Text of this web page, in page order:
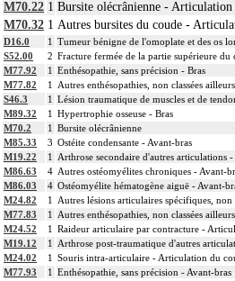
13
La libération mobilisatrice d'une
13
L'arthroplastie inclut la réparation de
L'évacuation de collection articulaire
La reconstruction osseuse ou
13
La réduction d'une luxation, par abord
et/ou la contention par appareillage
13
L'ostéotomie inclut l'ostéosynthèse et/
L'ostéosynthèse d'une fracture inclut sa
13
La réduction orthopédique
13
La réduction orthopédique
Comprend : réduction orthopédique
13
Tout acte thérapeutique, par
13
Toute arthrotomie inclut l'arthroscopie
13
Facturation : lors de l'association d'une
M70.22 1 Bursite olécrânienne - Articulation
M70.32 1 Autres bursites du coude -
D16.0 1 Tumeur bénigne de l'omoplate et des os
S52.00
2 Fracture fermée de la partie supérieure du
M77.92
1 Enthésopathie, sans précision - Bras
M77.82
1
Autres enthésopathies, non classées
S46.3
1 Lésion traumatique de muscles et de
M89.32
1 Hypertrophie osseuse - Bras
M70.2
1 Bursite olécrânienne
M85.33
3 Ostéite condensante - Avant-bras
M19.22
1
Arthrose secondaire d'autres articulations
M86.63
4 Autres ostéomyélites chroniques - Avant-
M86.03
4 Ostéomyélite hématogène aiguë - Avant-
M24.82
1
Autres lésions articulaires spécifiques,
M77.83
1
Autres enthésopathies, non classées
M24.52
1 Raideur articulaire par contracture -
M19.12
1
Arthrose post-traumatique d'autres
M24.02
1 Souris intra-articulaire - Articulation du
M77.93
1 Enthésopathie, sans précision - Avant-bras